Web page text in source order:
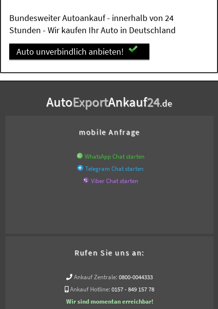
Bundesweiter Autoankauf - innerhalb von 24
Stunden - Wir kaufen Ihr Auto in Deutschland
Auto unverbindlich anbieten!
AutoExportAnkauf24.de
mobile Anfrage
WhatsApp Chat starten
Telegram Chat starten
Viber Chat starten
Rufen Sie uns an:
Ankauf Zentrale: 0800-0044333
Ankauf Hotline: 0157 - 849 157 78
Wir sind momentan erreichbar!